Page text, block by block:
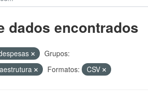
dados encontrados
Grupos:
Formatos: CSV